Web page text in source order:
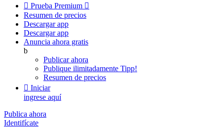
 Prueba Premium 
Resumen de precios
Descargar app
Descargar app
Anuncia ahora gratis
b
Publicar ahora
Publique ilimitadamente Tipp!
Resumen de precios
 Iniciar
ingrese aquí
Publica ahora
Identifícate